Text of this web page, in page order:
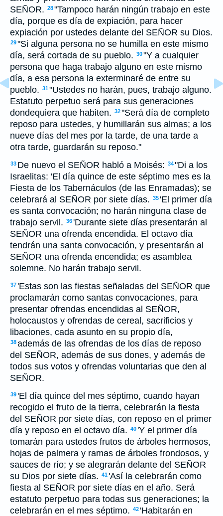
SEÑOR. 28"Tampoco harán ningún trabajo en este
día, porque es día de expiación, para hacer
expiación por ustedes delante del SEÑOR su Dios.
29"Si alguna persona no se humilla en este mismo
día, será cortada de su pueblo. 30"Y a cualquier
persona que haga trabajo alguno en este mismo
día, a esa persona la exterminaré de entre su
pueblo. 31"Ustedes no harán, pues, trabajo alguno.
Estatuto perpetuo será para sus generaciones
dondequiera que habiten. 32"Será día de completo
reposo para ustedes, y humillarán sus almas; a los
nueve días del mes por la tarde, de una tarde a
otra tarde, guardarán su reposo."
33 De nuevo el SEÑOR habló a Moisés: 34"Di a los
Israelitas: 'El día quince de este séptimo mes es la
Fiesta de los Tabernáculos (de las Enramadas); se
celebrará al SEÑOR por siete días. 35 'El primer día
es santa convocación; no harán ninguna clase de
trabajo servil. 36 'Durante siete días presentarán al
SEÑOR una ofrenda encendida. El octavo día
tendrán una santa convocación, y presentarán al
SEÑOR una ofrenda encendida; es asamblea
solemne. No harán trabajo servil.
37 'Estas son las fiestas señaladas del SEÑOR que
proclamarán como santas convocaciones, para
presentar ofrendas encendidas al SEÑOR,
holocaustos y ofrendas de cereal, sacrificios y
libaciones, cada asunto en su propio día,
38además de las ofrendas de los días de reposo
del SEÑOR, además de sus dones, y además de
todos sus votos y ofrendas voluntarias que den al
SEÑOR.
39 'El día quince del mes séptimo, cuando hayan
recogido el fruto de la tierra, celebrarán la fiesta
del SEÑOR por siete días, con reposo en el primer
día y reposo en el octavo día. 40 'Y el primer día
tomarán para ustedes frutos de árboles hermosos,
hojas de palmera y ramas de árboles frondosos, y
sauces de río; y se alegrarán delante del SEÑOR
su Dios por siete días. 41 'Así la celebrarán como
fiesta al SEÑOR por siete días en el año. Será
estatuto perpetuo para todas sus generaciones; la
celebrarán en el mes séptimo. 42 'Habitarán en